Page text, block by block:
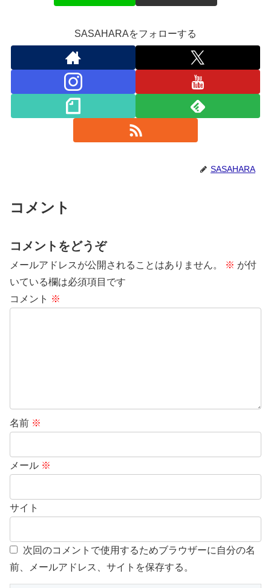
SASAHARAをフォローする
SASAHARA
コメント
コメントをどうぞ
メールアドレスが公開されることはありません。 ※ が付
いている欄は必須項目です
コメント ※
名前 ※
メール ※
サイト
次回のコメントで使用するためブラウザーに自分の名
前、メールアドレス、サイトを保存する。